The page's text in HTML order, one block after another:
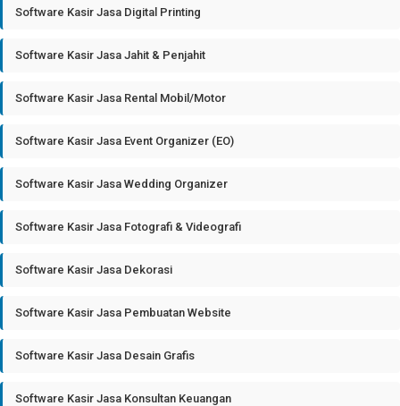
Software Kasir Jasa Digital Printing
Software Kasir Jasa Jahit & Penjahit
Software Kasir Jasa Rental Mobil/Motor
Software Kasir Jasa Event Organizer (EO)
Software Kasir Jasa Wedding Organizer
Software Kasir Jasa Fotografi & Videografi
Software Kasir Jasa Dekorasi
Software Kasir Jasa Pembuatan Website
Software Kasir Jasa Desain Grafis
Software Kasir Jasa Konsultan Keuangan